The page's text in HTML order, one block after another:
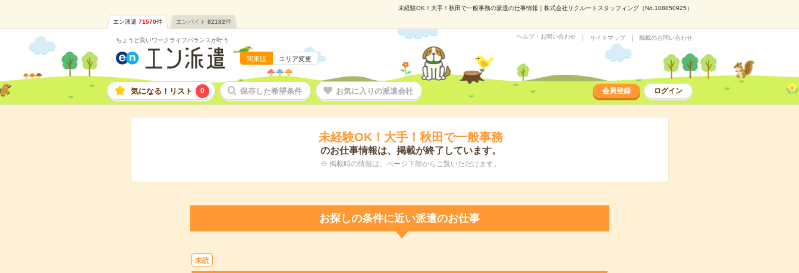
未経験OK！大手！秋田で一般事務の派遣の仕事情報｜株式会社リクルートスタッフィング（No.108850925）
エン派遣 71570件 エンバイト 82182件
ちょうど良いワークライフバランスが叶う
関東版 エリア変更
ヘルプ・お問い合わせ サイトマップ 掲載のお問い合わせ
気になる！リスト 0 保存した希望条件 お気に入りの派遣会社 会員登録 ログイン
未経験OK！大手！秋田で一般事務
のお仕事情報は、掲載が終了しています。
※ 掲載時の情報は、ページ下部からご覧いただけます。
お探しの条件に近い派遣のお仕事
未読